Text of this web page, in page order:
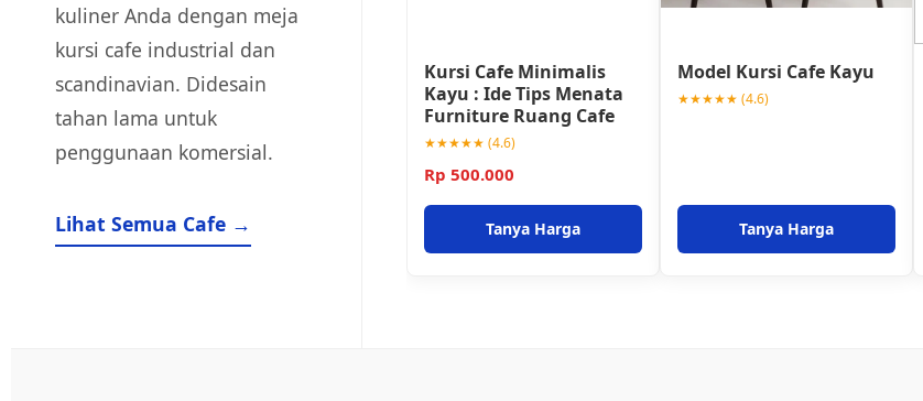
kuliner Anda dengan meja
kursi cafe industrial dan
scandinavian. Didesain
tahan lama untuk
penggunaan komersial.
Lihat Semua Cafe →
Kursi Cafe Minimalis
Kayu : Ide Tips Menata
Furniture Ruang Cafe
★★★★★ (4.6)
Rp 500.000
Tanya Harga
Model Kursi Cafe Kayu
★★★★★ (4.6)
Tanya Harga